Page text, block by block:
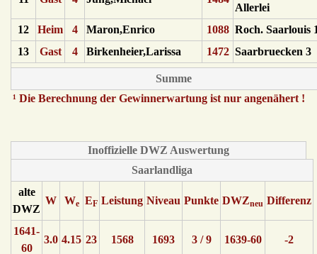
Allerlei
12
Heim 4 Maron,Enrico 1088 Roch. Saarlouis
13
Gast 4 Birkenheier,Larissa 1472 Saarbruecken 3
Summe
¹ Die Berechnung der Gewinnerwartung ist nur angenähert !
Inoffizielle DWZ Auswertung
Saarlandliga
alte
DWZ
W We EF Leistung Niveau Punkte DWZneu Differenz
1641-
60
3.0 4.15 23 1568 1693 3 / 9 1639-60 -2